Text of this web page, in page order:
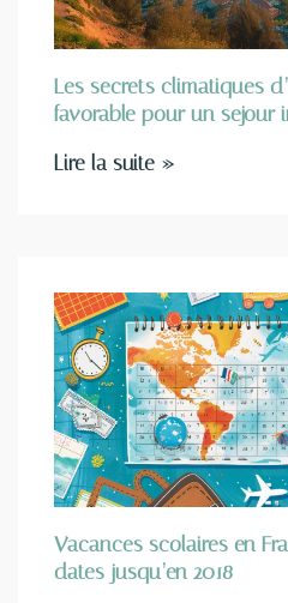
Les secrets climatiques
favorable pour un sejour
Lire la suite »
Vacances scolaires en
dates jusqu’en 2018